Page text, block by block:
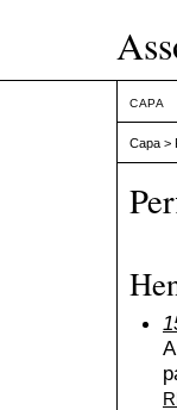
CAPA
Capa >